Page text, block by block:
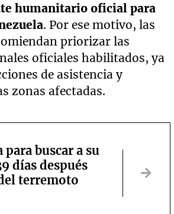
humanitario oficial para
. Por ese motivo, las
priorizar las
oficiales habilitados, ya
de asistencia y
zonas afectadas.
buscar a su
días después
terremoto